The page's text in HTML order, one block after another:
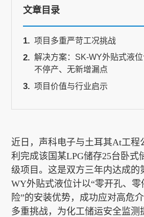
EN
文章目录
项目多重严苛工况挑战
解决方案：SK-WY外贴式液
不停产、无新增漏点
项目价值与行业启示
近日，声科电子与土耳其At工程
利完成该国某LPG储存25台卧式
级项目。这是双方三年内达成的
WY外贴式液位计以“零开孔、
险”的安装优势，成功应对高危
多重挑战，为化工储运安全监测